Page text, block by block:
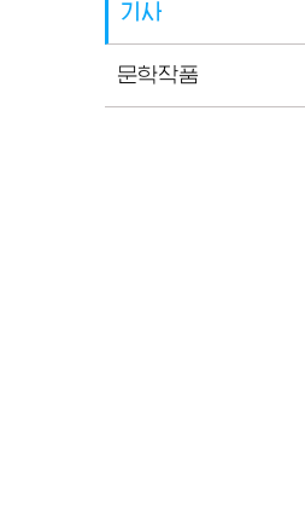
기사
문학작품